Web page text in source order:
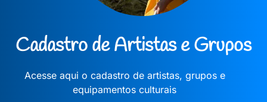
Cadastro de Artistas e Grupos
Acesse aqui o cadastro de artistas, grupos e
equipamentos culturais